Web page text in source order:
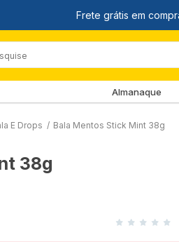
Almanaque
E Drops / Bala Mentos Stick Mint 38g
38g